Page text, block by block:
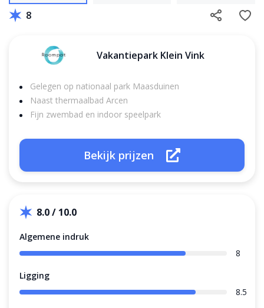
8
Vakantiepark Klein Vink
Gelegen op nationaal park Maasduinen
Naast thermaalbad Arcen
Fijn zwembad en indoor speelpark
Bekijk prijzen
8.0 / 10.0
Algemene indruk
8
Ligging
8.5